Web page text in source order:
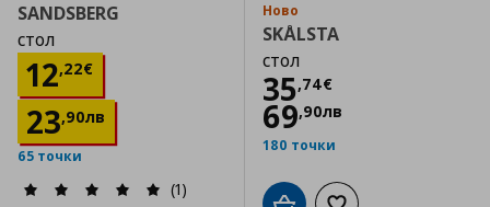
SANDSBERG
стол
12,22€
Цена
23,90лв
65 точки
(1)
Ново
SKÅLSTA
стол
35,74€
Цена
69,90лв
180 точки